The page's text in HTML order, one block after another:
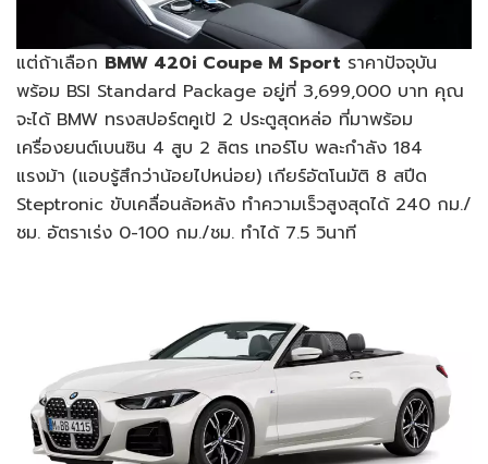
แต่ถ้าเลือก BMW 420i Coupe M Sport ราคาปัจจุบัน
พร้อม BSI Standard Package อยู่ที่ 3,699,000 บาท คุณ
จะได้ BMW ทรงสปอร์ตคูเป้ 2 ประตูสุดหล่อ ที่มาพร้อม
เครื่องยนต์เบนซิน 4 สูบ 2 ลิตร เทอร์โบ พละกำลัง 184
แรงม้า (แอบรู้สึกว่าน้อยไปหน่อย) เกียร์อัตโนมัติ 8 สปีด
Steptronic ขับเคลื่อนล้อหลัง ทำความเร็วสูงสุดได้ 240 กม./
ชม. อัตราเร่ง 0-100 กม./ชม. ทำได้ 7.5 วินาที